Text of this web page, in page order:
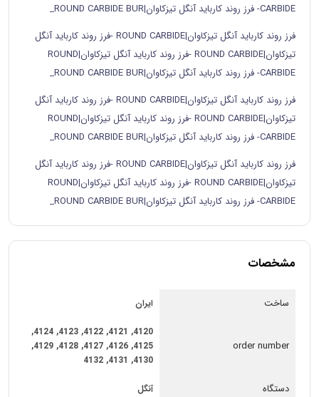
CARBIDE- فرز روند کارباید آنگل تیزکاوان|ROUND CARBIDE BUR_
فرز روند کارباید آنگل تیزکاوان|ROUND CARBIDE -فرز روند کارباید آنگل
تیزکاوان|ROUND CARBIDE -فرز روند کارباید آنگل تیزکاوان|ROUND
CARBIDE- فرز روند کارباید آنگل تیزکاوان|ROUND CARBIDE BUR_
فرز روند کارباید آنگل تیزکاوان|ROUND CARBIDE -فرز روند کارباید آنگل
تیزکاوان|ROUND CARBIDE -فرز روند کارباید آنگل تیزکاوان|ROUND
CARBIDE- فرز روند کارباید آنگل تیزکاوان|ROUND CARBIDE BUR_
فرز روند کارباید آنگل تیزکاوان|ROUND CARBIDE -فرز روند کارباید آنگل
تیزکاوان|ROUND CARBIDE -فرز روند کارباید آنگل تیزکاوان|ROUND
CARBIDE- فرز روند کارباید آنگل تیزکاوان|ROUND CARBIDE BUR_
مشخصات
ساخت ایران
order number
4120, 4121, 4122, 4123, 4124,
4125, 4126, 4127, 4128, 4129,
4130, 4131, 4132
دستگاه آنگل